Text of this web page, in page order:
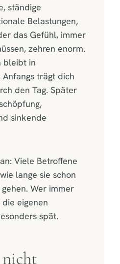
ständige
Belastungen,
das Gefühl, immer
zehren enorm.
bleibt in
trägt dich
den Tag. Später
sinkende
Viele Betroffene
lange sie schon
Wer immer
eigenen
spät.
nicht